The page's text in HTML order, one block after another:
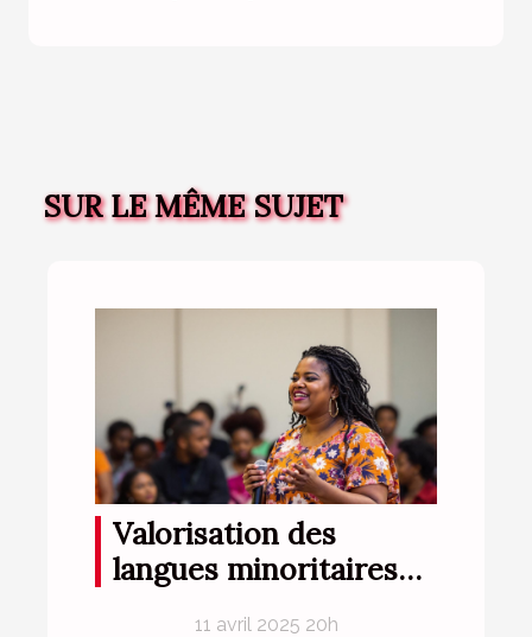
SUR LE MÊME SUJET
Valorisation des
langues minoritaires
11 avril 2025 20h